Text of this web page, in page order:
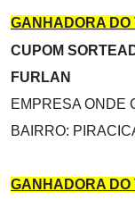
GANHADORA DO
CUPOM
FURLAN
EMPRESA ONDE
BAIRRO:
GANHADORA DO